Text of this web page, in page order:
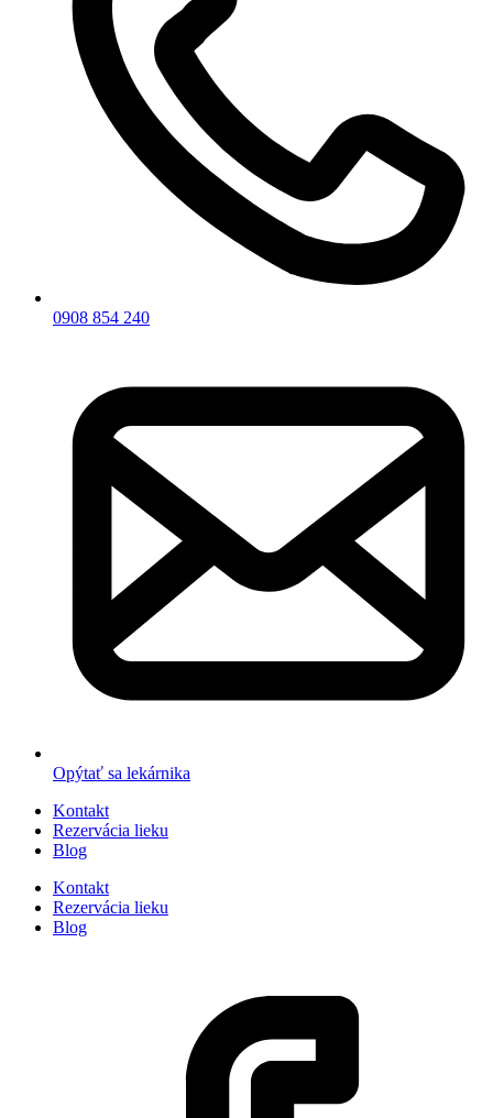
0908 854 240
Opýtať sa lekárnika
Kontakt
Rezervácia lieku
Blog
Kontakt
Rezervácia lieku
Blog